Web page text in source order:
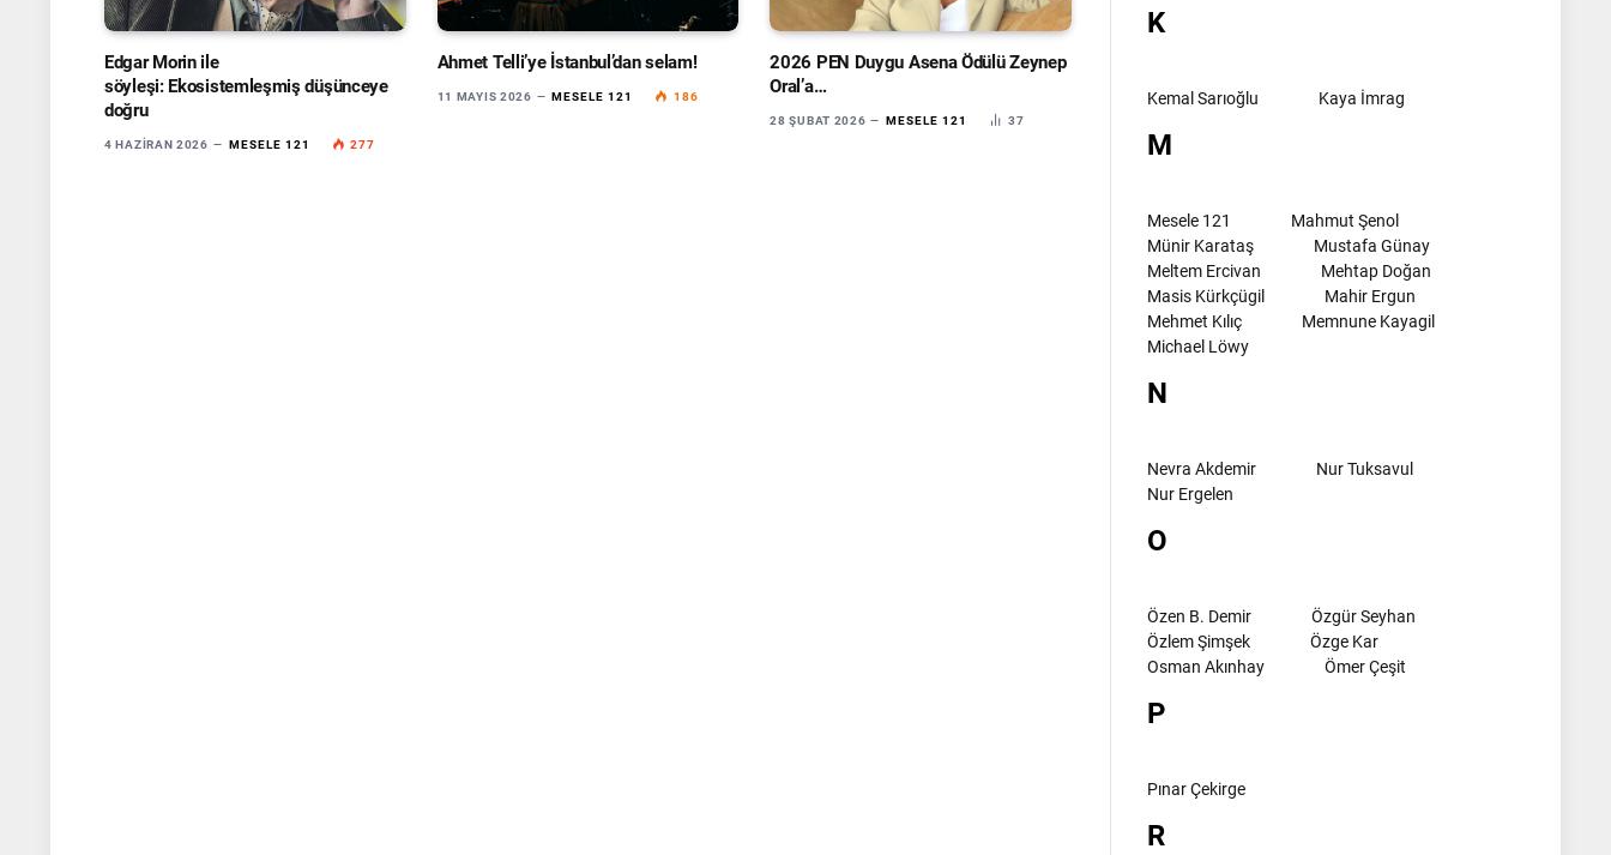
Edgar Morin ile
söyleşi: Ekosistemleşmiş düşünceye
doğru
4 HAZIRAN 2026 MESELE 121 277
Ahmet Telli’ye İstanbul’dan selam!
11 MAYIS 2026 MESELE 121 186
2026 PEN Duygu Asena Ödülü Zeynep
Oral’a…
28 ŞUBAT 2026 MESELE 121 37
K
Kemal Sarıoğlu Kaya İmrag
M
Mesele 121
Mahmut Şenol
Münir Karataş
Mustafa Günay
Meltem Ercivan
Mehtap Doğan
Masis Kürkçügil
Mahir Ergun
Mehmet Kılıç
Memnune Kayagil
Michael Löwy
N
Nevra Akdemir
Nur Tuksavul
Nur Ergelen
O
Özen B. Demir
Özgür Seyhan
Özlem Şimşek
Özge Kar
Osman Akınhay
Ömer Çeşit
P
Pınar Çekirge
R